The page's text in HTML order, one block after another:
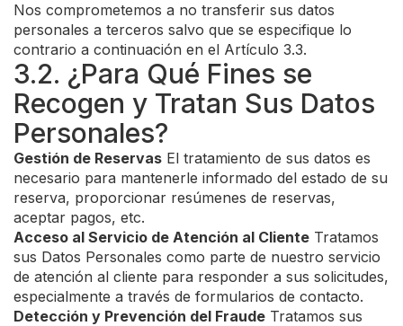
Nos comprometemos a no transferir sus datos
personales a terceros salvo que se especifique lo
contrario a continuación en el Artículo 3.3.
3.2. ¿Para Qué Fines se
Recogen y Tratan Sus Datos
Personales?
Gestión de Reservas El tratamiento de sus datos es
necesario para mantenerle informado del estado de su
reserva, proporcionar resúmenes de reservas,
aceptar pagos, etc.
Acceso al Servicio de Atención al Cliente Tratamos
sus Datos Personales como parte de nuestro servicio
de atención al cliente para responder a sus solicitudes,
especialmente a través de formularios de contacto.
Detección y Prevención del Fraude Tratamos sus